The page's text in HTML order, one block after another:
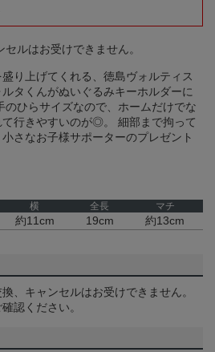
ルはお受けできません。
り上げてくれる、徳島ヴォルティス
タくんがぬいぐるみキーホルダーに
のひらサイズなので、ホームだけでな
て行きやすいのが◎。 細部まで拘って
さなお子様サポーターのプレゼント
横 全長 マチ
約11cm 19cm 約13cm
、キャンセルはお受けできません。
認ください。